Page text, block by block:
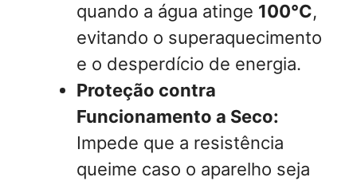
quando a água atinge 100°C,
evitando o superaquecimento
e o desperdício de energia.
Proteção contra
Funcionamento a Seco:
Impede que a resistência
queime caso o aparelho seja